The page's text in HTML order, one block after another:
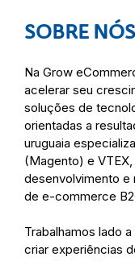
SOBRE NÓS
Na Grow
acelerar seu
soluções de
orientadas a
uruguaia
(Magento) e
desenvolvimento e
de e-commerce
Trabalhamos lado
criar experiências